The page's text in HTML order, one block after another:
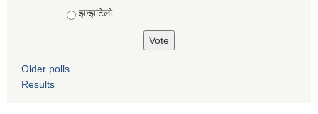
झन्झटिलो
Older polls
Results